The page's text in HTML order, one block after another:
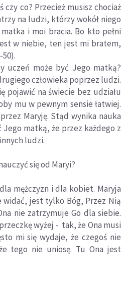
czy co? Przecież musisz chociaż
na ludzi, którzy wokół niego
i moi bracia. Bo kto pełni
w niebie, ten jest mi bratem,
uczeń może być Jego matką?
człowieka poprzez ludzi.
pojawić na świecie bez udziału
mu w pewnym sensie łatwiej.
Maryję. Stąd wynika nauka
Jego matką, że przez każdego z
ludzi.
się od Maryi?
mężczyzn i dla kobiet. Maryja
jest tylko Bóg, Przez Nią
nie zatrzymuje Go dla siebie.
wyżej - tak, że Ona musi
mi się wydaje, że czegoś nie
tego nie uniosę. Tu Ona jest